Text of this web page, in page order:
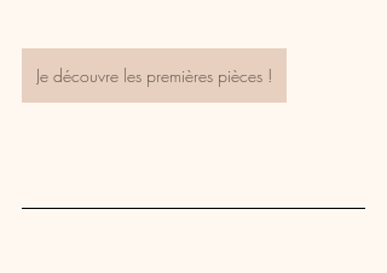
Je découvre les premières pièces !